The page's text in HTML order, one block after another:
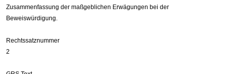
Zusammenfassung der maßgeblichen Erwägungen bei der
Beweiswürdigung.
Rechtssatznummer
2